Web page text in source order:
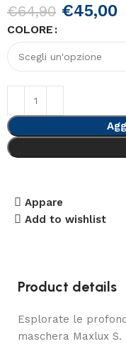
€64,90 €45,00
COLORE
Appare
Add to wishlist
Product details
Esplorate le
maschera Maxlux S.